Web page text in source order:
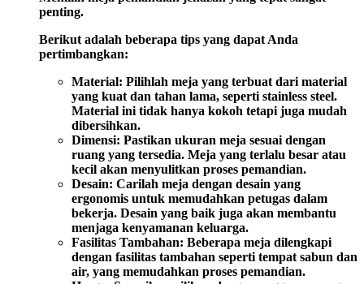
penting.
Berikut adalah beberapa tips yang dapat Anda
pertimbangkan:
Material: Pilihlah meja yang terbuat dari material
yang kuat dan tahan lama, seperti stainless steel.
Material ini tidak hanya kokoh tetapi juga mudah
dibersihkan.
Dimensi: Pastikan ukuran meja sesuai dengan
ruang yang tersedia. Meja yang terlalu besar atau
kecil akan menyulitkan proses pemandian.
Desain: Carilah meja dengan desain yang
ergonomis untuk memudahkan petugas dalam
bekerja. Desain yang baik juga akan membantu
menjaga kenyamanan keluarga.
Fasilitas Tambahan: Beberapa meja dilengkapi
dengan fasilitas tambahan seperti tempat sabun dan
air, yang memudahkan proses pemandian.